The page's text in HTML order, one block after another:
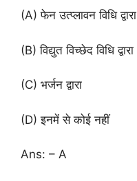
(A) फेन उत्प्लावन विधि द्वारा
(B) विद्युत विच्छेद विधि द्वारा
(C) भर्जन द्वारा
(D) इनमें से कोई नहीं
Ans: – A